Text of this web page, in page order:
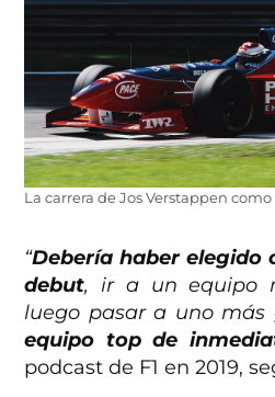
La carrera de Jos Verstappen
“Debería haber elegido
debut, ir a un equipo
luego pasar a uno
equipo top de
podcast de F1 en 2019,